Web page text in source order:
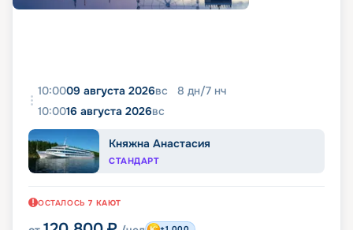
10:0009 августа 2026вс 8 дн/7 нч
10:0016 августа 2026вс
Княжна Анастасия
СТАНДАРТ
ОСТАЛОСЬ 7 КАЮТ